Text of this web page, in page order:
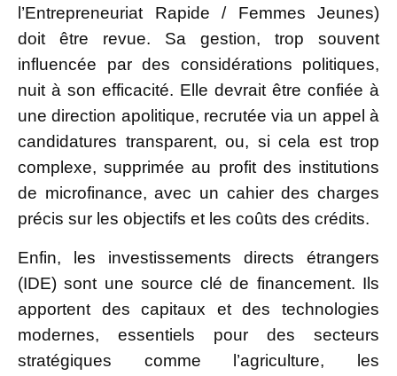
l’Entrepreneuriat Rapide / Femmes Jeunes)
doit être revue. Sa gestion, trop souvent
influencée par des considérations politiques,
nuit à son efficacité. Elle devrait être confiée à
une direction apolitique, recrutée via un appel à
candidatures transparent, ou, si cela est trop
complexe, supprimée au profit des institutions
de microfinance, avec un cahier des charges
précis sur les objectifs et les coûts des crédits.
Enfin, les investissements directs étrangers
(IDE) sont une source clé de financement. Ils
apportent des capitaux et des technologies
modernes, essentiels pour des secteurs
stratégiques comme l’agriculture, les